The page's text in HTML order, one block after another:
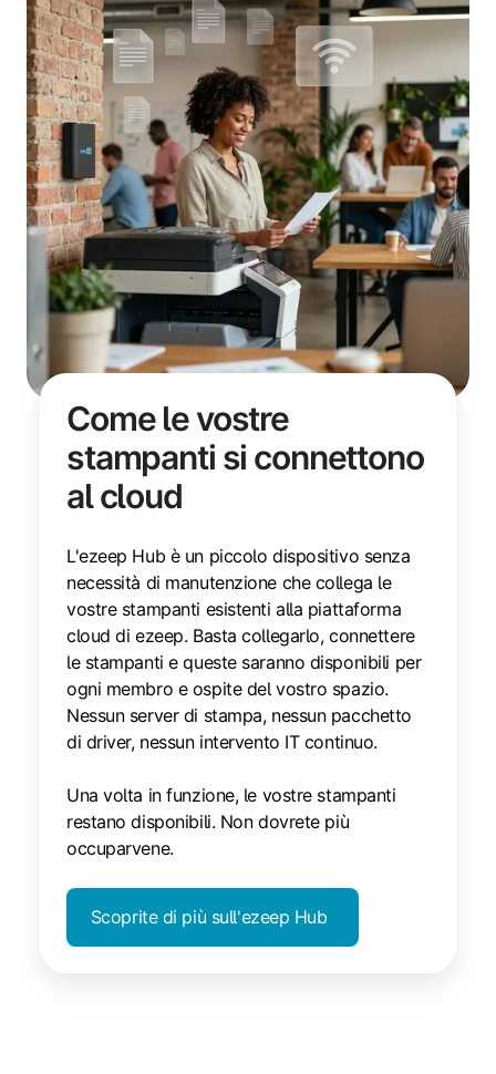
Come le vostre
stampanti si connettono
al cloud
L'ezeep Hub è un piccolo dispositivo senza
necessità di manutenzione che collega le
vostre stampanti esistenti alla piattaforma
cloud di ezeep. Basta collegarlo, connettere
le stampanti e queste saranno disponibili per
ogni membro e ospite del vostro spazio.
Nessun server di stampa, nessun pacchetto
di driver, nessun intervento IT continuo.
Una volta in funzione, le vostre stampanti
restano disponibili. Non dovrete più
occuparvene.
Scoprite di più sull'ezeep Hub